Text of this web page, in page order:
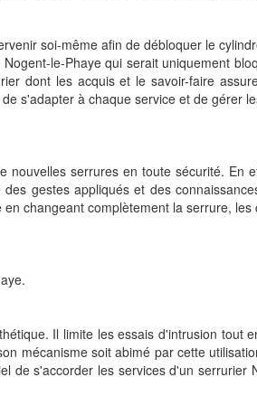
soi-même afin de débloquer le
le-Phaye qui serait uniquement
dont les acquis et le savoir-faire
s'adapter à chaque service et de gérer
serrures en toute sécurité. En
gestes appliqués et des
changeant complètement la serrure,
Il limite les essais d'intrusion tout
mécanisme soit abimé par cette
de s'accorder les services d'un serrurier